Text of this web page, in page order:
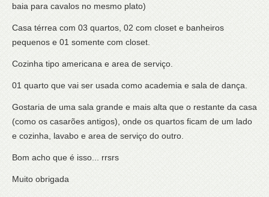
baia para cavalos no mesmo plato)
Casa térrea com 03 quartos, 02 com closet e banheiros
pequenos e 01 somente com closet.
Cozinha tipo americana e area de serviço.
01 quarto que vai ser usada como academia e sala de dança.
Gostaria de uma sala grande e mais alta que o restante da casa
(como os casarões antigos), onde os quartos ficam de um lado
e cozinha, lavabo e area de serviço do outro.
Bom acho que é isso... rrsrs
Muito obrigada